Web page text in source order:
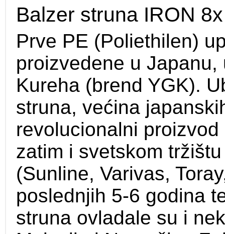
Balzer struna IRON
Prve PE (Poliethilen)
proizvedene u
Kureha (brend YGK).
struna, većina
revolucionalni
zatim i svetskom
(Sunline, Varivas,
poslednjih 5-6 godina
struna ovladale su i